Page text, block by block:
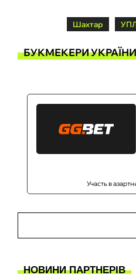
Шахтар
БУКМЕКЕРИ УКРАЇНИ
Участь в